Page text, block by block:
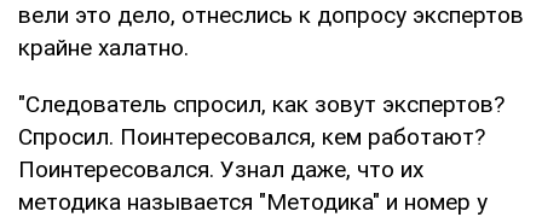
вели это дело, отнеслись к допросу экспертов
крайне халатно.
"Следователь спросил, как зовут экспертов?
Спросил. Поинтересовался, кем работают?
Поинтересовался. Узнал даже, что их
методика называется "Методика" и номер у